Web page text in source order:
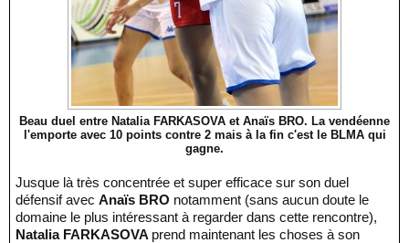
Beau duel entre Natalia FARKASOVA et Anaïs BRO. La vendéenne
l'emporte avec 10 points contre 2 mais à la fin c'est le BLMA qui
gagne.
Jusque là très concentrée et super efficace sur son duel
défensif avec Anaïs BRO notamment (sans aucun doute le
domaine le plus intéressant à regarder dans cette rencontre),
Natalia FARKASOVA prend maintenant les choses à son